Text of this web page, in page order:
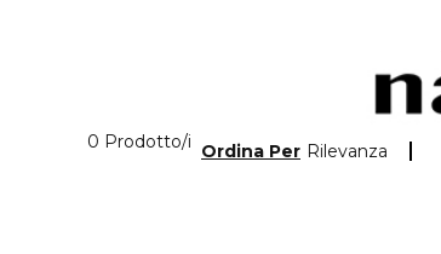
0 Prodotto/i 0 Prodotti visualizzati
Ordina Per Rilevanza